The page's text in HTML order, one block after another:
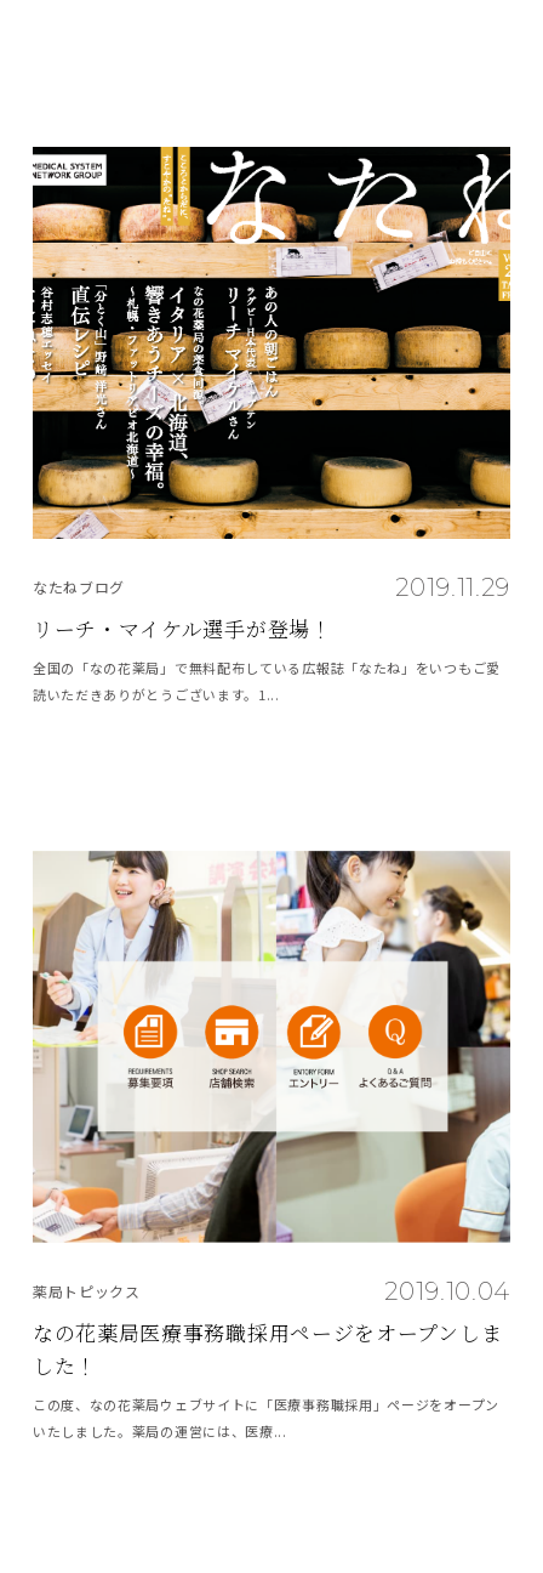
2019.11.29
なたねブログ
リーチ・マイケル選手が登場！
全国の「なの花薬局」で無料配布している広報誌「なたね」をいつもご愛
読いただきありがとうございます。1...
2019.10.04
薬局トピックス
なの花薬局医療事務職採用ページをオープンしま
した！
この度、なの花薬局ウェブサイトに「医療事務職採用」ページをオープン
いたしました。薬局の運営には、医療...